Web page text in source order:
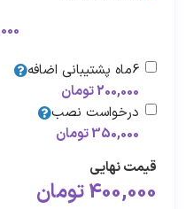
6ماه پشتیبانی اضافه
200,000تومان
درخواست نصب
350,000تومان
قیمت نهایی
400,000تومان